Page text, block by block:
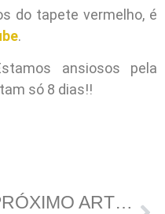
do tapete vermelho, é
.
ansiosos pela
só 8 dias!!
PRÓXIMO ARTIGO